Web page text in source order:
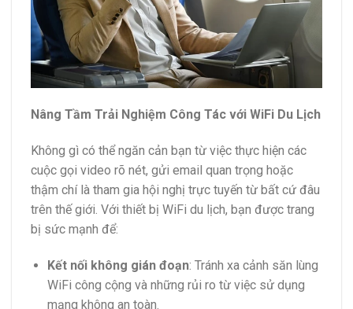
Nâng Tầm Trải Nghiệm Công Tác với WiFi Du Lịch
Không gì có thể ngăn cản bạn từ việc thực hiện các
cuộc gọi video rõ nét, gửi email quan trọng hoặc
thậm chí là tham gia hội nghị trực tuyến từ bất cứ đâu
trên thế giới. Với thiết bị WiFi du lịch, bạn được trang
bị sức mạnh để:
Kết nối không gián đoạn: Tránh xa cảnh săn lùng
WiFi công cộng và những rủi ro từ việc sử dụng
mạng không an toàn.